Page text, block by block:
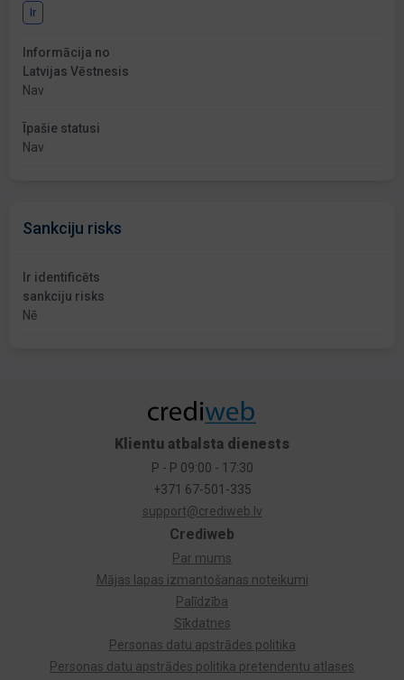
Ir
Informācija no
Latvijas Vēstnesis
Nav
Īpašie statusi
Nav
Sankciju risks
Ir identificēts
sankciju risks
Nē
Crediweb
Par mums
Mājas lapas izmantošanas noteikumi
Palīdzība
Sīkdatnes
Personas datu apstrādes politika
Personas datu apstrādes politika pretendentu atlases
Klientu atbalsta dienests
P - P 09:00 - 17:30
+371 67-501-335
support@crediweb.lv